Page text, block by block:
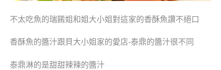
不太吃魚的瑞餚姐和姐大小姐對這家的香酥魚讚不絕口
香酥魚的醬汁跟貝大小姐家的愛店-泰鼎的醬汁很不同
泰鼎淋的是甜甜辣辣的醬汁